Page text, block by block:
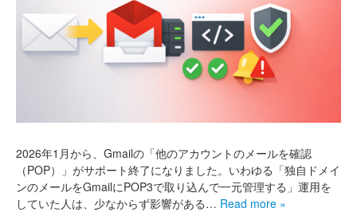
2026年1月から、Gmailの「他のアカウントのメールを確認
（POP）」がサポート終了になりました。いわゆる「独自ドメイ
ンのメールをGmailにPOP3で取り込んで一元管理する」運用を
していた人は、少なからず影響がある… Read more »